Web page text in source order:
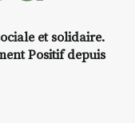
plus d’aller
la cité
cet été.
et solidaire.
Positif depuis